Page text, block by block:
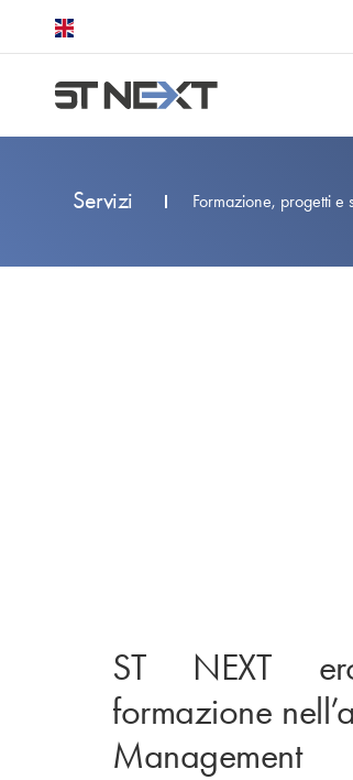
Servizi Formazione, progetti e
ST NEXT
formazione
Management